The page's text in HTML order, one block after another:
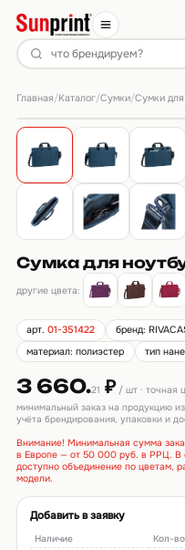
Главная/Каталог/Сумки/Сумки для
Сумка для
другие цвета:
арт.01-351422 бренд:
материал: полиэстер
тип
3 660.21 ₽/ шт · точная
минимальный заказ на продукцию
учёта брендирования, упаковки и
Внимание! Минимальная сумма
в Европе — от 50 000 руб. в РРЦ. В
доступно объединение по цветам,
модели.
Добавить в заявку
Наличие Кол-во